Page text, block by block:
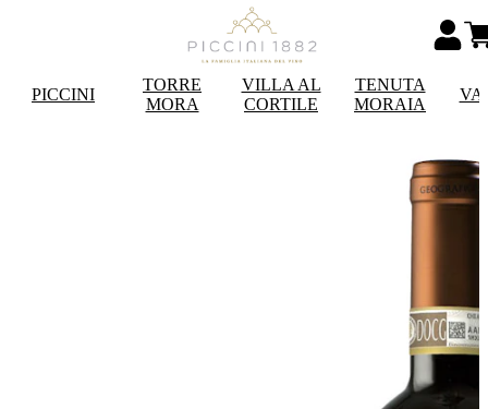
PICCINI
TORRE
MORA
VILLA AL
CORTILE
TENUTA
MORAIA